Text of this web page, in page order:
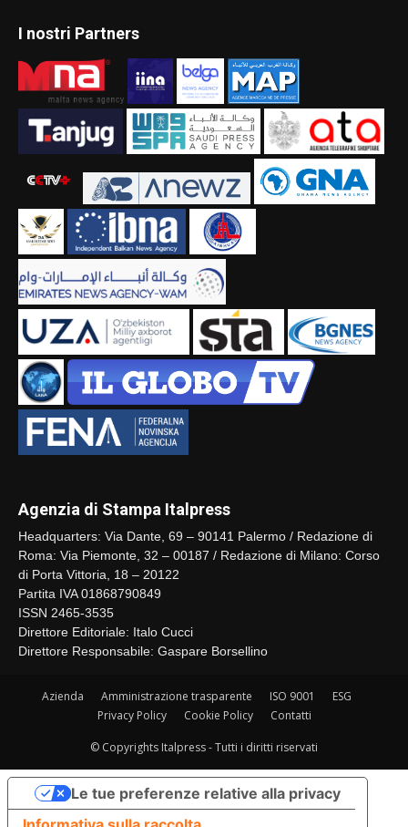
I nostri Partners
Agenzia di Stampa Italpress
Headquarters: Via Dante, 69 – 90141 Palermo / Redazione di
Roma: Via Piemonte, 32 – 00187 / Redazione di Milano: Corso
di Porta Vittoria, 18 – 20122
Partita IVA 01868790849
ISSN 2465-3535
Direttore Editoriale: Italo Cucci
Direttore Responsabile: Gaspare Borsellino
Azienda Amministrazione trasparente ISO 9001
ESG
Privacy Policy
Cookie Policy Contatti
© Copyrights Italpress - Tutti i diritti riservati
Le tue preferenze relative alla privacy